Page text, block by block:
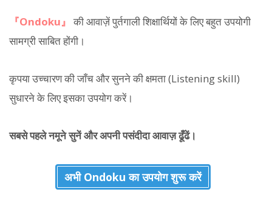
『Ondoku』 की आवाज़ें पुर्तगाली शिक्षार्थियों के लिए बहुत उपयोगी
सामग्री साबित होंगी।
कृपया उच्चारण की जाँच और सुनने की क्षमता (Listening skill)
सुधारने के लिए इसका उपयोग करें।
सबसे पहले नमूने सुनें और अपनी पसंदीदा आवाज़ ढूँढें।
अभी Ondoku का उपयोग शुरू करें